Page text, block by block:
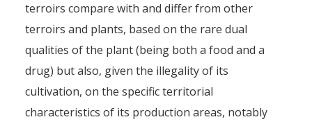
terroirs compare with and differ from other
terroirs and plants, based on the rare dual
qualities of the plant (being both a food and a
drug) but also, given the illegality of its
cultivation, on the specific territorial
characteristics of its production areas, notably